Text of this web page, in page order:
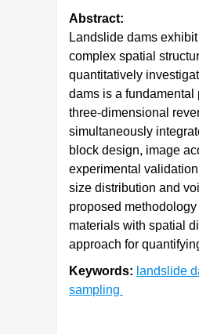
Abstract:
Landslide dams
complex spatial
quantitatively
dams is a fundamental
three-dimensional
simultaneously
block design, image
experimental
size distribution and
proposed
materials with spatial
approach for
Keywords: landslide
sampling